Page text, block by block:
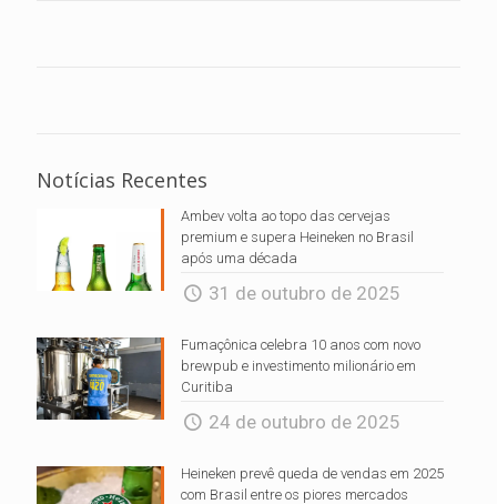
Notícias Recentes
Ambev volta ao topo das cervejas
premium e supera Heineken no Brasil
após uma década
31 de outubro de 2025
Fumaçônica celebra 10 anos com novo
brewpub e investimento milionário em
Curitiba
24 de outubro de 2025
Heineken prevê queda de vendas em 2025
com Brasil entre os piores mercados